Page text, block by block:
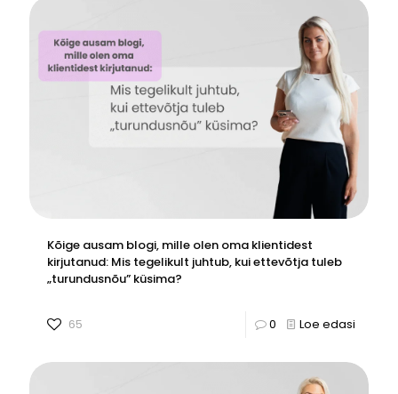
Kõige ausam blogi, mille olen oma klientidest
kirjutanud: Mis tegelikult juhtub, kui ettevõtja tuleb
„turundusnõu” küsima?
65 0 Loe edasi